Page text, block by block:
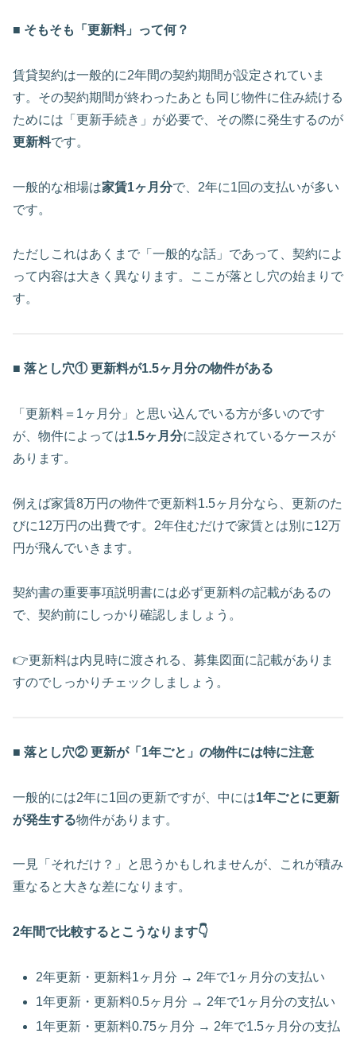
■ そもそも「更新料」って何？
賃貸契約は一般的に2年間の契約期間が設定されていま
す。その契約期間が終わったあとも同じ物件に住み続ける
ためには「更新手続き」が必要で、その際に発生するのが
更新料です。
一般的な相場は家賃1ヶ月分で、2年に1回の支払いが多い
です。
ただしこれはあくまで「一般的な話」であって、契約によ
って内容は大きく異なります。ここが落とし穴の始まりで
す。
■ 落とし穴① 更新料が1.5ヶ月分の物件がある
「更新料＝1ヶ月分」と思い込んでいる方が多いのです
が、物件によっては1.5ヶ月分に設定されているケースが
あります。
例えば家賃8万円の物件で更新料1.5ヶ月分なら、更新のた
びに12万円の出費です。2年住むだけで家賃とは別に12万
円が飛んでいきます。
契約書の重要事項説明書には必ず更新料の記載があるの
で、契約前にしっかり確認しましょう。
👉更新料は内見時に渡される、募集図面に記載がありま
すのでしっかりチェックしましょう。
■ 落とし穴② 更新が「1年ごと」の物件には特に注意
一般的には2年に1回の更新ですが、中には1年ごとに更新
が発生する物件があります。
一見「それだけ？」と思うかもしれませんが、これが積み
重なると大きな差になります。
2年間で比較するとこうなります👇
2年更新・更新料1ヶ月分 → 2年で1ヶ月分の支払い
1年更新・更新料0.5ヶ月分 → 2年で1ヶ月分の支払い
1年更新・更新料0.75ヶ月分 → 2年で1.5ヶ月分の支払